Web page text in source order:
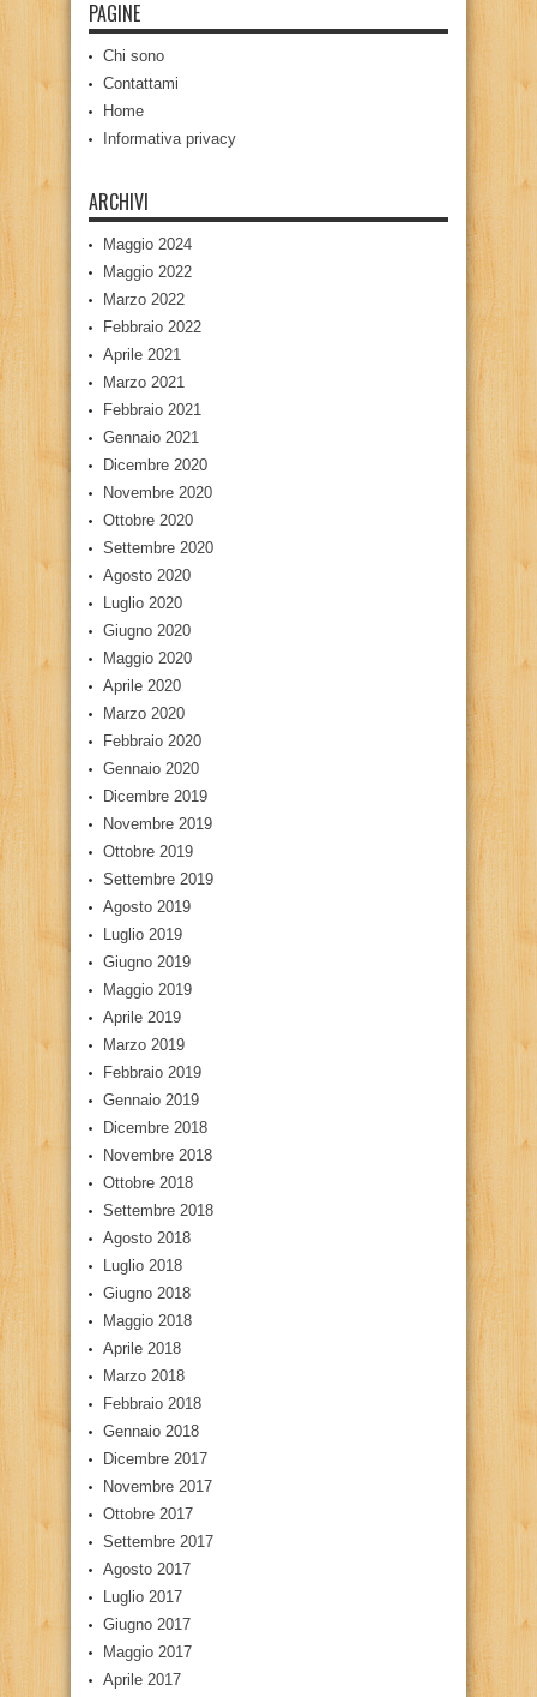
PAGINE
Chi sono
Contattami
Home
Informativa privacy
ARCHIVI
Maggio 2024
Maggio 2022
Marzo 2022
Febbraio 2022
Aprile 2021
Marzo 2021
Febbraio 2021
Gennaio 2021
Dicembre 2020
Novembre 2020
Ottobre 2020
Settembre 2020
Agosto 2020
Luglio 2020
Giugno 2020
Maggio 2020
Aprile 2020
Marzo 2020
Febbraio 2020
Gennaio 2020
Dicembre 2019
Novembre 2019
Ottobre 2019
Settembre 2019
Agosto 2019
Luglio 2019
Giugno 2019
Maggio 2019
Aprile 2019
Marzo 2019
Febbraio 2019
Gennaio 2019
Dicembre 2018
Novembre 2018
Ottobre 2018
Settembre 2018
Agosto 2018
Luglio 2018
Giugno 2018
Maggio 2018
Aprile 2018
Marzo 2018
Febbraio 2018
Gennaio 2018
Dicembre 2017
Novembre 2017
Ottobre 2017
Settembre 2017
Agosto 2017
Luglio 2017
Giugno 2017
Maggio 2017
Aprile 2017